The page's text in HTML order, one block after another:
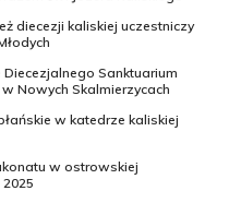
diecezji kaliskiej uczestniczy
Sanktuarium
Nowych Skalmierzycach
w katedrze kaliskiej
w ostrowskiej